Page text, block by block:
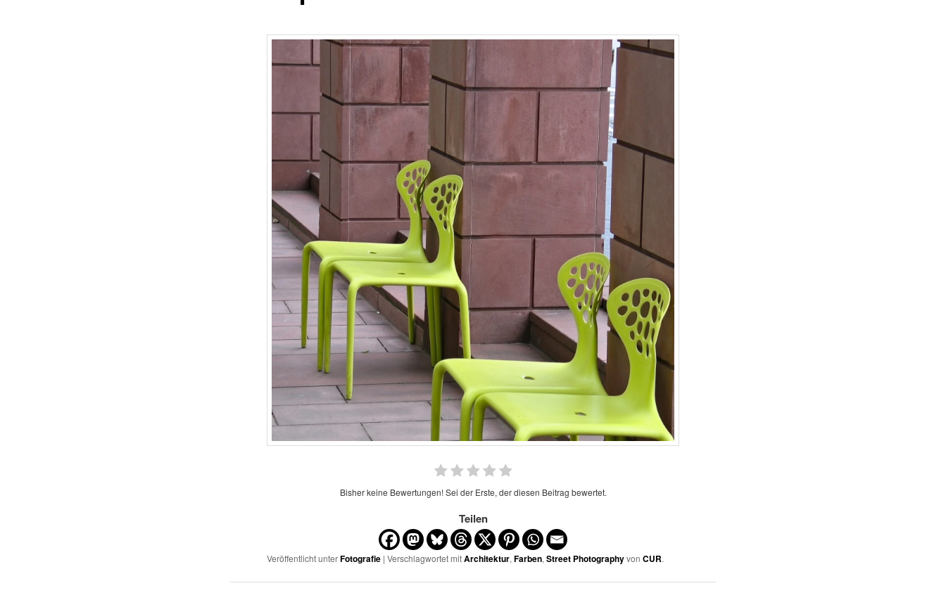
Bisher keine Bewertungen! Sei der Erste, der diesen Beitrag bewertet.
Teilen
Veröffentlicht unterFotografie | Verschlagwortet mitArchitektur,Farben,Street PhotographyvonCUR.